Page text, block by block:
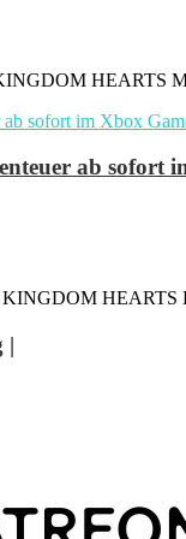
HEARTS
ab sofort
KINGDOM
|